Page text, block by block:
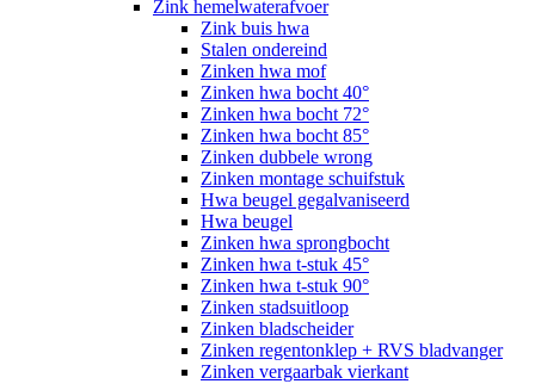
Zink hemelwaterafvoer
Zink buis hwa
Stalen ondereind
Zinken hwa mof
Zinken hwa bocht 40°
Zinken hwa bocht 72°
Zinken hwa bocht 85°
Zinken dubbele wrong
Zinken montage schuifstuk
Hwa beugel gegalvaniseerd
Hwa beugel
Zinken hwa sprongbocht
Zinken hwa t-stuk 45°
Zinken hwa t-stuk 90°
Zinken stadsuitloop
Zinken bladscheider
Zinken regentonklep + RVS bladvanger
Zinken vergaarbak vierkant